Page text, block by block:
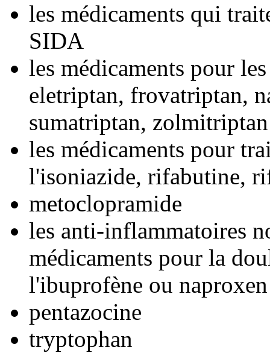
les médicaments qui
SIDA
les médicaments pour
eletriptan, frovatriptan,
sumatriptan, zolmitriptan
les médicaments pour
l'isoniazide, rifabutine,
metoclopramide
les anti-inflammatoires
médicaments pour la
l'ibuprofène ou naproxen
pentazocine
tryptophan